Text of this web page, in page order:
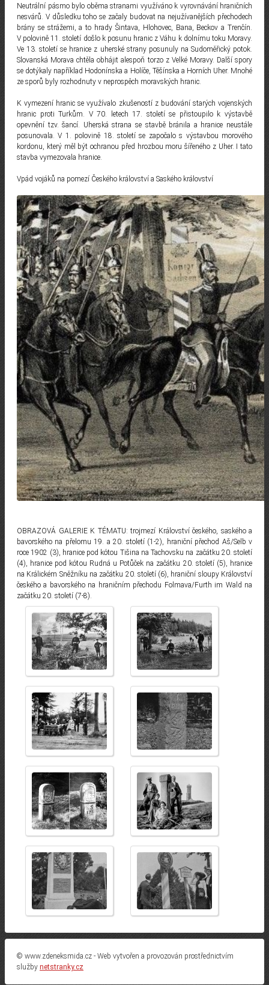
Neutrální pásmo bylo oběma stranami využíváno k vyrovnávání hraničních
nesvárů. V důsledku toho se začaly budovat na nejužívanějších přechodech
brány se strážemi, a to hrady Šintava, Hlohovec, Bana, Beckov a Trenčín.
V polovině 11. století došlo k posunu hranic z Váhu k dolnímu toku Moravy.
Ve 13. století se hranice z uherské strany posunuly na Sudoměřický potok.
Slovanská Morava chtěla obhájit alespoň torzo z Velké Moravy. Další spory
se dotýkaly například Hodonínska a Holíče, Těšínska a Horních Uher. Mnohé
ze sporů byly rozhodnuty v neprospěch moravských hranic.
K vymezení hranic se využívalo zkušeností z budování starých vojenských
hranic proti Turkům. V 70. letech 17. století se přistoupilo k výstavbě
opevnění tzv. šancí. Uherská strana se stavbě bránila a hranice neustále
posunovala. V 1. polovině 18. století se započalo s výstavbou morového
kordonu, který měl být ochranou před hrozbou moru šířeného z Uher. I tato
stavba vymezovala hranice.
Vpád vojáků na pomezí Českého království a Saského království
OBRAZOVÁ GALERIE K TÉMATU: trojmezí Království českého, saského a
bavorského na přelomu 19. a 20. století (1-2), hraniční přechod Aš/Selb v
roce 1902 (3), hranice pod kótou Tišina na Tachovsku na začátku 20. století
(4), hranice pod kótou Rudná u Potůček na začátku 20. století (5), hranice
na Králickém Sněžníku na začátku 20. století (6), hraniční sloupy Království
českého a bavorského na hraničním přechodu Folmava/Furth im Wald na
začátku 20. století (7-8).
© www.zdeneksmida.cz - Web vytvořen a provozován prostřednictvím
služby netstranky.cz